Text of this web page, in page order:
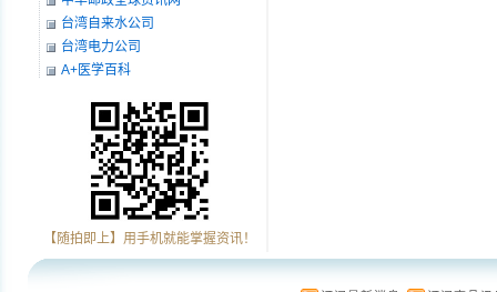
台湾自来水公司
台湾电力公司
A+医学百科
【随拍即上】用手机就能掌握资讯！